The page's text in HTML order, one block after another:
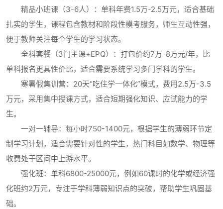
精品小班课（3-6人）：单科年费1.5万-2.5万元，适合基础
扎实的学生，课程包含教材和阶段性模考服务，师生互动性强，
便于教师关注每个学生的学习状态。
全科套餐（3门主课+EPQ）：打包价约7万-8万元/年，比
单科报名更具性价比，适合需要系统学习多门学科的学生。
寒暑假集训营：20天“吃住学一体化”模式，费用2.5万-3.5
万元，采用集中授课方式，适合短期强化知识、应试能力的学
生。
一对一辅导：每小时750-1400元，根据学生的薄弱环节定
制学习计划，适合需要针对性的学生，热门科目如数学、物理等
收费处于区间中上游水平。
强化班：单科6800-25000元，例如60课时的化学或经济强
化班约2万元，专注于学科薄弱知识点的突破，帮助学生巩固基
础。